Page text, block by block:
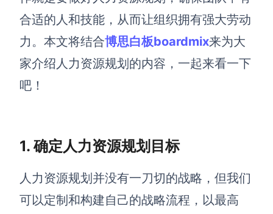
下载
客户端、插件
解决方案
高效协作
团队协作提效
在线绘图
合适的人和技能，从而让组织拥有强大劳动
力。本文将结合博思白板boardmix来为大
家介绍人力资源规划的内容，一起来看一下
吧！
1. 确定人力资源规划目标
人力资源规划并没有一刀切的战略，但我们
可以定制和构建自己的战略流程，以最高